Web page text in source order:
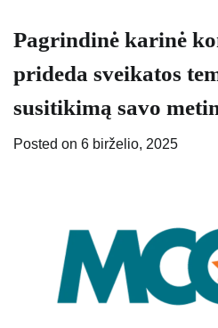
Pagrindinė karinė
prideda sveikatos
susitikimą savo
Posted on 6 birželio, 2025